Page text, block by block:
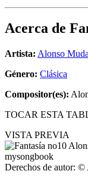
Acerca de
Artista: Alonso
Género: Clásica
Compositor(es):
TOCAR ESTA
VISTA PREVIA
Derechos de autor: